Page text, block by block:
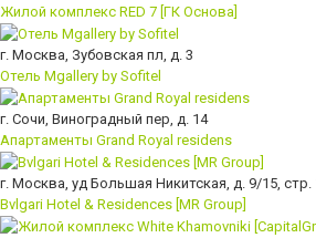
Жилой комплекс RED 7 [ГК Основа]
г. Москва, Зубовская пл, д. 3
Отель Mgallery by Sofitel
г. Сочи, Виноградный пер, д. 14
Апартаменты Grand Royal residens
г. Москва, уд Большая Никитская, д. 9/15, стр.
Bvlgari Hotel & Residences [MR Group]